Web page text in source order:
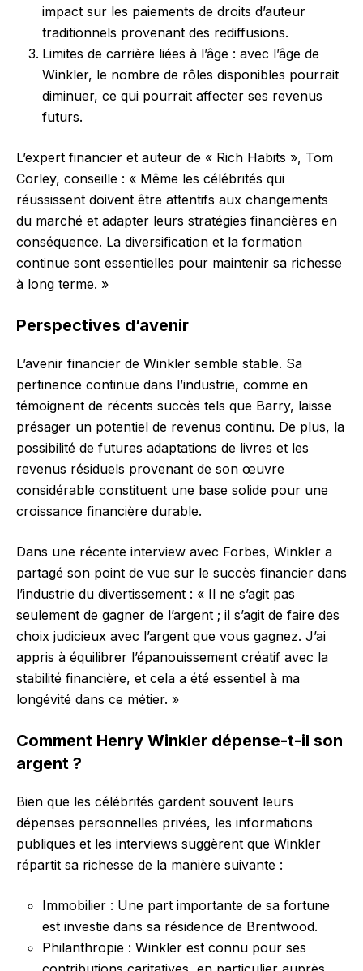
impact sur les paiements de droits d’auteur
traditionnels provenant des rediffusions.
Limites de carrière liées à l’âge : avec l’âge de
Winkler, le nombre de rôles disponibles pourrait
diminuer, ce qui pourrait affecter ses revenus
futurs.
L’expert financier et auteur de « Rich Habits », Tom
Corley, conseille : « Même les célébrités qui
réussissent doivent être attentifs aux changements
du marché et adapter leurs stratégies financières en
conséquence. La diversification et la formation
continue sont essentielles pour maintenir sa richesse
à long terme. »
Perspectives d’avenir
L’avenir financier de Winkler semble stable. Sa
pertinence continue dans l’industrie, comme en
témoignent de récents succès tels que Barry, laisse
présager un potentiel de revenus continu. De plus, la
possibilité de futures adaptations de livres et les
revenus résiduels provenant de son œuvre
considérable constituent une base solide pour une
croissance financière durable.
Dans une récente interview avec Forbes, Winkler a
partagé son point de vue sur le succès financier dans
l’industrie du divertissement : « Il ne s’agit pas
seulement de gagner de l’argent ; il s’agit de faire des
choix judicieux avec l’argent que vous gagnez. J’ai
appris à équilibrer l’épanouissement créatif avec la
stabilité financière, et cela a été essentiel à ma
longévité dans ce métier. »
Comment Henry Winkler dépense-t-il son
argent ?
Bien que les célébrités gardent souvent leurs
dépenses personnelles privées, les informations
publiques et les interviews suggèrent que Winkler
répartit sa richesse de la manière suivante :
Immobilier : Une part importante de sa fortune
est investie dans sa résidence de Brentwood.
Philanthropie : Winkler est connu pour ses